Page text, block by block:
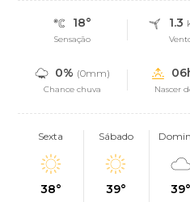
18°
Sensação
1.3
0% (0mm)
Chance chuva Nascer
Sexta
38°
Sábado
39°
39°